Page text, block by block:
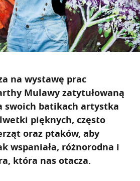
na wystawę prac
Mulawy zatytułowaną
swoich batikach artystka
pięknych, często
oraz ptaków, aby
wspaniała, różnorodna i
która nas otacza.